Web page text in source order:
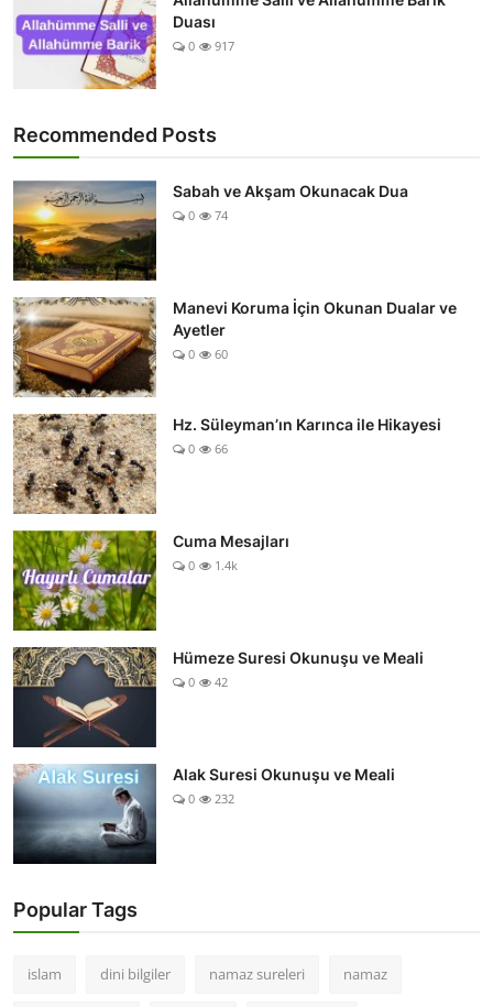
Duası
0 917
Recommended Posts
Sabah ve Akşam Okunacak Dua
0 74
Manevi Koruma İçin Okunan Dualar ve
Ayetler
0 60
Hz. Süleyman’ın Karınca ile Hikayesi
0 66
Cuma Mesajları
0 1.4k
Hümeze Suresi Okunuşu ve Meali
0 42
Alak Suresi Okunuşu ve Meali
0 232
Popular Tags
islam dini bilgiler namaz sureleri namaz